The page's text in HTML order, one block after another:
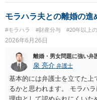
から請求できない」という
について二重に回収すること
モラハラ夫との離婚の進
#モラハラ #財産分与 #20年以上
2026年6月26日
離婚・男女問題に強い弁
泉 亮介 弁護士
基本的には弁護士を立てた上
るかと思われます。 モラハ
理由として認められにくい